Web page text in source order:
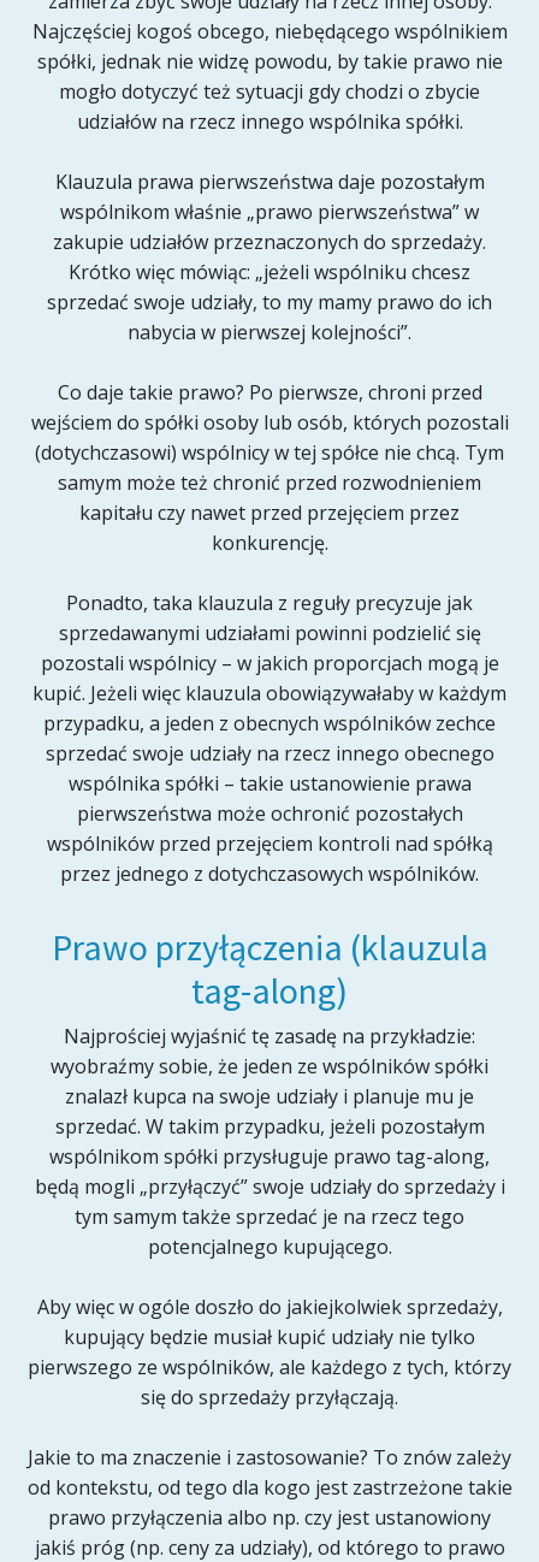
Najczęściej kogoś obcego, niebędącego wspólnikiem
spółki, jednak nie widzę powodu, by takie prawo nie
mogło dotyczyć też sytuacji gdy chodzi o zbycie
udziałów na rzecz innego wspólnika spółki.
Klauzula prawa pierwszeństwa daje pozostałym
wspólnikom właśnie „prawo pierwszeństwa” w
zakupie udziałów przeznaczonych do sprzedaży.
Krótko więc mówiąc: „jeżeli wspólniku chcesz
sprzedać swoje udziały, to my mamy prawo do ich
nabycia w pierwszej kolejności”.
Co daje takie prawo? Po pierwsze, chroni przed
wejściem do spółki osoby lub osób, których pozostali
(dotychczasowi) wspólnicy w tej spółce nie chcą. Tym
samym może też chronić przed rozwodnieniem
kapitału czy nawet przed przejęciem przez
konkurencję.
Ponadto, taka klauzula z reguły precyzuje jak
sprzedawanymi udziałami powinni podzielić się
pozostali wspólnicy – w jakich proporcjach mogą je
kupić. Jeżeli więc klauzula obowiązywałaby w każdym
przypadku, a jeden z obecnych wspólników zechce
sprzedać swoje udziały na rzecz innego obecnego
wspólnika spółki – takie ustanowienie prawa
pierwszeństwa może ochronić pozostałych
wspólników przed przejęciem kontroli nad spółką
przez jednego z dotychczasowych wspólników.
Prawo przyłączenia (klauzula
tag-along)
Najprościej wyjaśnić tę zasadę na przykładzie:
wyobraźmy sobie, że jeden ze wspólników spółki
znalazł kupca na swoje udziały i planuje mu je
sprzedać. W takim przypadku, jeżeli pozostałym
wspólnikom spółki przysługuje prawo tag-along,
będą mogli „przyłączyć” swoje udziały do sprzedaży i
tym samym także sprzedać je na rzecz tego
potencjalnego kupującego.
Aby więc w ogóle doszło do jakiejkolwiek sprzedaży,
kupujący będzie musiał kupić udziały nie tylko
pierwszego ze wspólników, ale każdego z tych, którzy
się do sprzedaży przyłączają.
Jakie to ma znaczenie i zastosowanie? To znów zależy
od kontekstu, od tego dla kogo jest zastrzeżone takie
prawo przyłączenia albo np. czy jest ustanowiony
jakiś próg (np. ceny za udziały), od którego to prawo